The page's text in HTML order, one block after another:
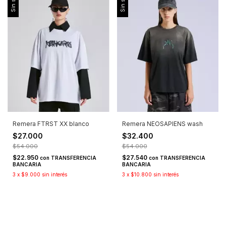
Remera FTRST XX blanco
$27.000
$54.000
$22.950 con TRANSFERENCIA
BANCARIA
3 x $9.000 sin interés
Remera NEOSAPIENS wash
$32.400
$54.000
$27.540 con TRANSFERENCIA
BANCARIA
3 x $10.800 sin interés